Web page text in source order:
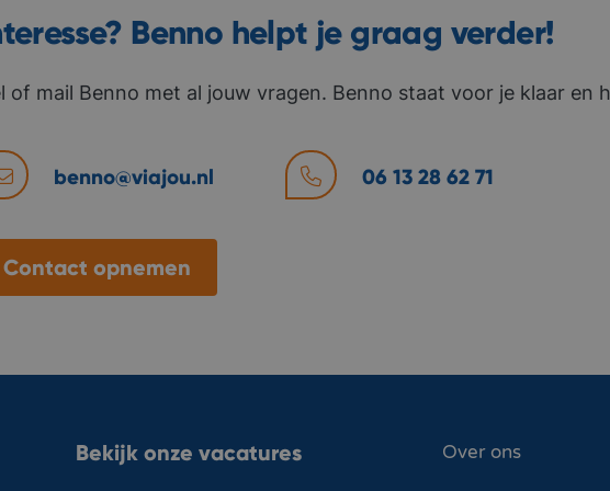
Benno helpt je graag verder!
of mail Benno met al jouw vragen. Benno staat voor je klaar en
benno@viajou.nl 06 13 28 62 71
Contact opnemen
Bekijk onze vacatures Over ons